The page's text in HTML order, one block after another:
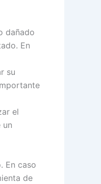
dañado
En
su
el
un
En caso
de